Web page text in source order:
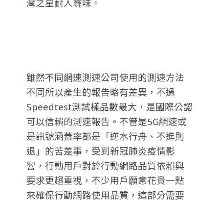
灣之星耐人尋味。
雖然不同網速測速公司使用的測速方法
不同所以產生的報告略有差異，不過
Speedtest測試樣品數最大，是國際公認
可以信賴的測速報告。不管是5G網速或
是訊號涵蓋率都是「逆水行舟、不進則
退」的苦差事，受到新冠肺炎疫情影
響，行動用戶對於行動網路品質依賴與
要求更趨重視，不少用戶願意花貴一點
來確保行動網路使用品質，這部分需要